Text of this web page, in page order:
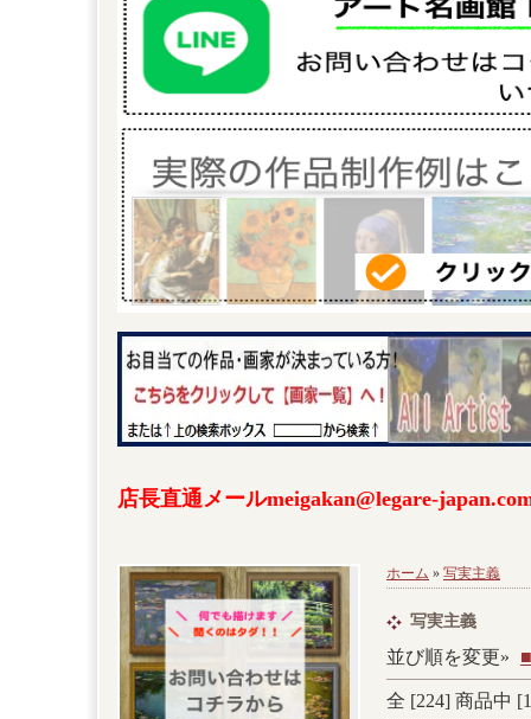
店長直通メールmeigakan@legare-
ホーム » 写実主義
写実主義
並び順を変更»
全 [224] 商品中 [